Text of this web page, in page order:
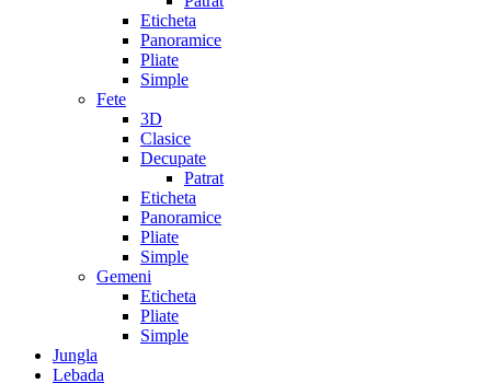
Eticheta
Panoramice
Pliate
Simple
Fete
3D
Clasice
Decupate
Patrat
Eticheta
Panoramice
Pliate
Simple
Gemeni
Eticheta
Pliate
Simple
Jungla
Lebada